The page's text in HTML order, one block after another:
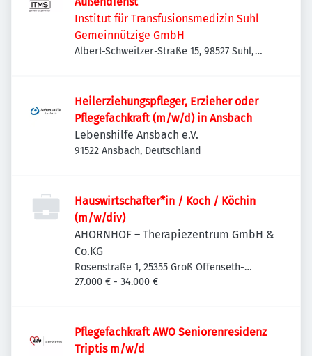
Institut für Transfusionsmedizin Suhl
Gemeinnützige GmbH
Albert-Schweitzer-Straße 15, 98527 Suhl,
Heilerziehungspfleger, Erzieher oder
Pflegefachkraft (m/w/d) in Ansbach
Lebenshilfe Ansbach e.V.
91522 Ansbach, Deutschland
Hauswirtschafter*in / Koch / Köchin
(m/w/div)
AHORNHOF – Therapiezentrum GmbH &
Co.KG
Rosenstraße 1, 25355 Groß Offenseth-
Aspern, Deutschland
27.000 € - 34.000 €
Pflegefachkraft AWO Seniorenresidenz
Triptis m/w/d